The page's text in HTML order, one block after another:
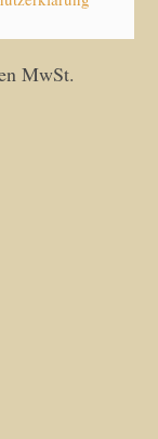
MwSt.